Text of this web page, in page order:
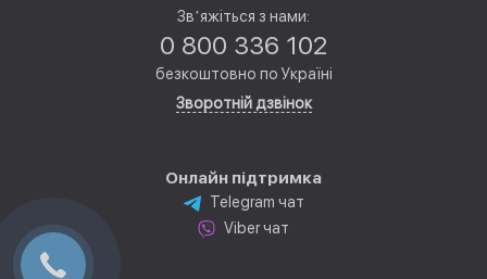
Звʼяжіться з нами:
0 800 336 102
безкоштовно по Україні
Зворотній дзвінок
Онлайн підтримка
Telegram чат
Viber чат